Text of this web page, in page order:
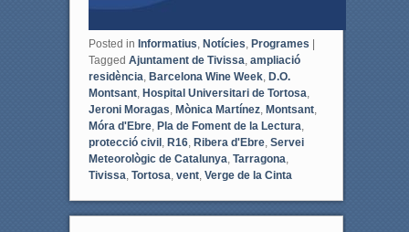
Posted in Informatius, Notícies, Programes
Tagged Ajuntament de Tivissa, ampliació
residència, Barcelona Wine Week, D.O.
Montsant, Hospital Universitari de Tortosa,
Jeroni Moragas, Mònica Martínez, Montsant,
Móra d'Ebre, Pla de Foment de la Lectura,
protecció civil , R16, Ribera d'Ebre, Servei
Meteorològic de Catalunya, Tarragona,
Tivissa, Tortosa, vent, Verge de la Cinta